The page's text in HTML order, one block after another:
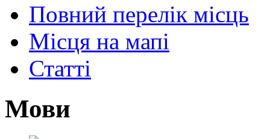
Повний перелік місць
Місця на мапі
Статті
Мови